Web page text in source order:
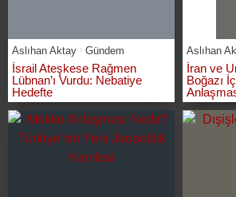
Aslıhan Aktay Gündem
İsrail Ateşkese Rağmen
Lübnan’ı Vurdu: Nebatiye
Hedefte
Aslıhan
İran ve
Boğazı